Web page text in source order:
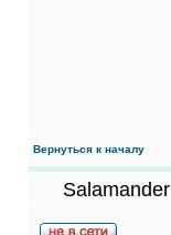
Вернуться к началу
Salamander